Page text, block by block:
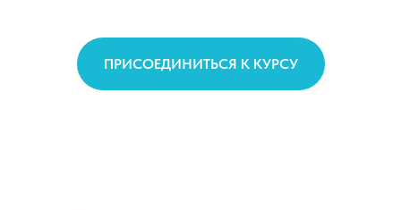
ПРИСОЕДИНИТЬСЯ К КУРСУ